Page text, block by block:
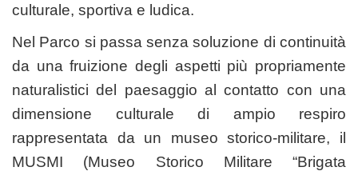
culturale, sportiva e ludica.
Nel Parco si passa senza soluzione di continuità
da una fruizione degli aspetti più propriamente
naturalistici del paesaggio al contatto con una
dimensione culturale di ampio respiro
rappresentata da un museo storico-militare, il
MUSMI (Museo Storico Militare “Brigata